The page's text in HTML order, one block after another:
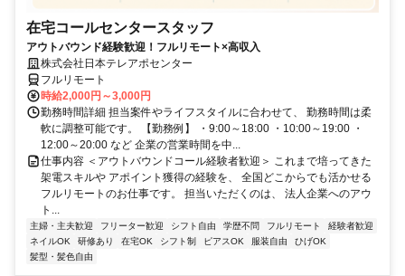
在宅コールセンタースタッフ
アウトバウンド経験歓迎！フルリモート×高収入
株式会社日本テレアポセンター
フルリモート
時給2,000円～3,000円
勤務時間詳細 担当案件やライフスタイルに合わせて、 勤務時間は柔
軟に調整可能です。 【勤務例】 ・9:00～18:00 ・10:00～19:00 ・
12:00～20:00 など 企業の営業時間を中...
仕事内容 ＜アウトバウンドコール経験者歓迎＞ これまで培ってきた
架電スキルや アポイント獲得の経験を、 全国どこからでも活かせる
フルリモートのお仕事です。 担当いただくのは、 法人企業へのアウ
ト...
主婦・主夫歓迎 フリーター歓迎 シフト自由 学歴不問 フルリモート
経験者歓迎
ネイルOK
研修あり 在宅OK シフト制 ピアスOK 服装自由
ひげOK
髪型・髪色自由